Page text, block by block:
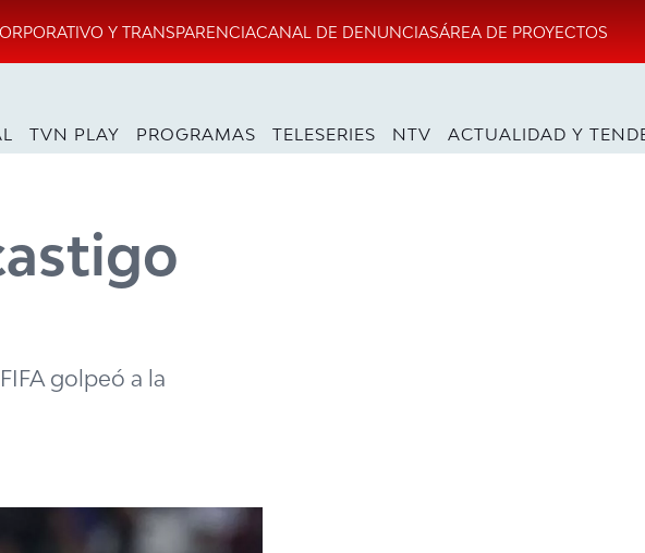
Y TRANSPARENCIACANAL DE DENUNCIASÁREA DE PROYECTOS
TVN PLAY PROGRAMAS TELESERIES NTV ACTUALIDAD Y
golpeó a la